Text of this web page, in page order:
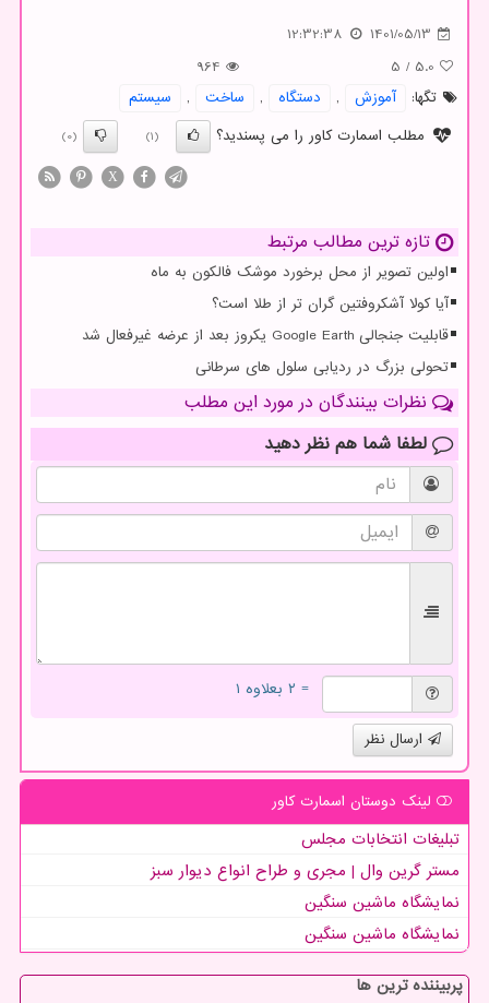
1401/05/13
12:32:38
5.0
/
5
964
تگها:
آموزش , دستگاه , ساخت ,
سیستم
مطلب اسمارت کاور را می پسندید؟
(1)
(0)
X
تازه ترین مطالب مرتبط
اولین تصویر از محل برخورد موشک فالکون به ماه
آیا کولا آشکروفتین گران تر از طلا است؟
قابلیت جنجالی Google Earth یکروز بعد از عرضه غیرفعال شد
تحولی بزرگ در ردیابی سلول های سرطانی
نظرات بینندگان در مورد این مطلب
لطفا شما هم نظر دهید
= ۲ بعلاوه ۱
ارسال نظر
لینک دوستان اسمارت كاور
تبلیغات انتخابات مجلس
مستر گرین وال | مجری و طراح انواع دیوار سبز
نمایشگاه ماشین سنگین
نمایشگاه ماشین سنگین
پربیننده ترین ها